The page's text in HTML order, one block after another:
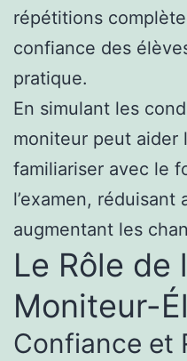
répétitions
confiance des
pratique.
En simulant les
moniteur peut aider
familiariser avec le
l’examen, réduisant
augmentant les
Le Rôle de
Moniteur-
Confiance et